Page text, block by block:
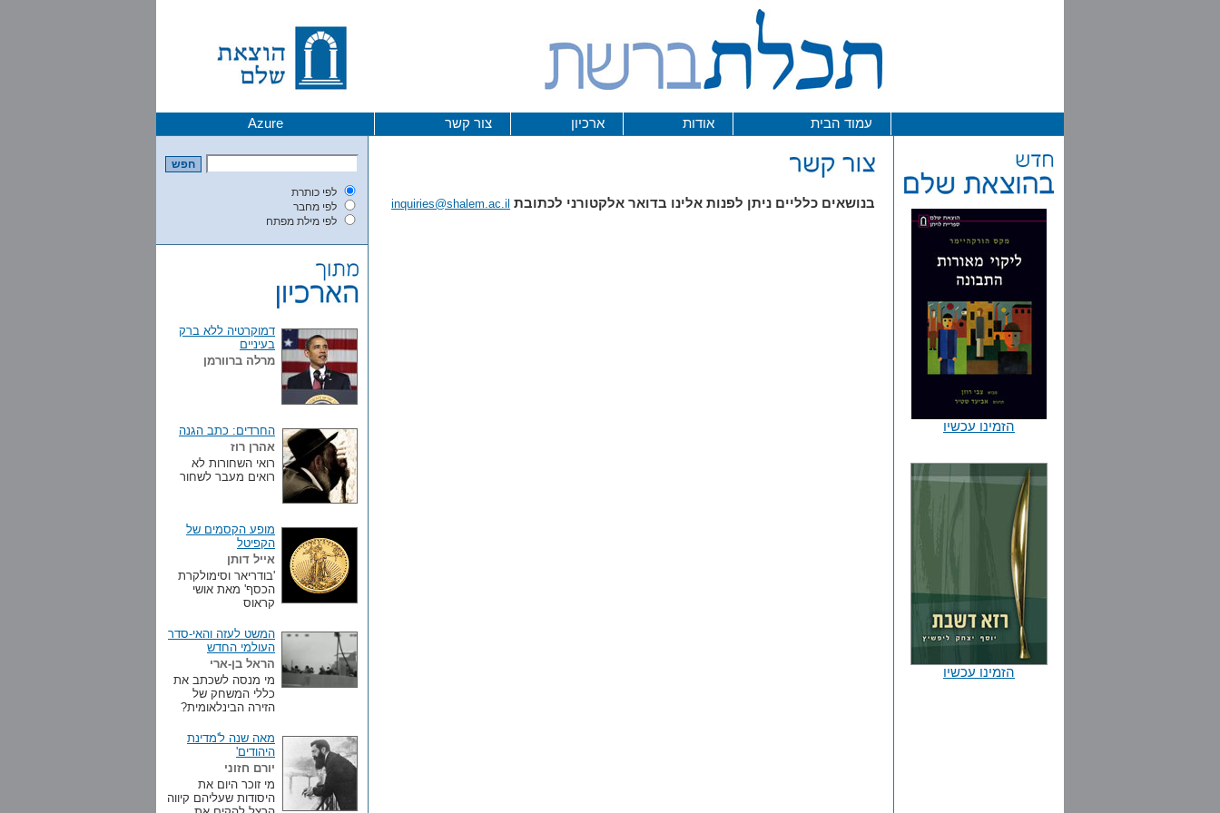
עמוד הבית אודות ארכיון צור קשר Azure
הזמינו עכשיו
הזמינו עכשיו
בנושאים כלליים ניתן לפנות אלינו בדואר אלקטורני לכתובת inquiries@shalem.ac.il
לפי כותרת
לפי מחבר
לפי מילת מפתח
דמוקרטיה ללא ברק
בעיניים
מרלה ברוורמן
החרדים: כתב הגנה
אהרן רוז
רואי השחורות לא
רואים מעבר לשחור
מופע הקסמים של
הקפיטל
אייל דותן
'בודריאר וסימולקרת
הכסף' מאת אושי
קראוס
המשט לעזה והאי-סדר
העולמי החדש
הראל בן-ארי
מי מנסה לשכתב את
כללי המשחק של
הזירה הבינלאומית?
מאה שנה ל'מדינת
היהודים'
יורם חזוני
מי זוכר היום את
היסודות שעליהם קיווה